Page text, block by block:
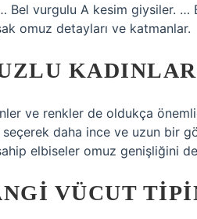
Bel vurgulu A kesim giysiler.
omuz detayları ve katmanlar.
ve renkler de oldukça
daha ince ve uzun bir
elbiseler omuz genişliğini
VÜCUT